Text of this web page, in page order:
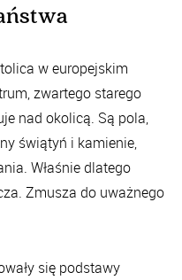
w europejskim
zwartego starego
nad okolicą. Są pola,
świątyń i kamienie,
Właśnie dlatego
Zmusza do uważnego
się podstawy